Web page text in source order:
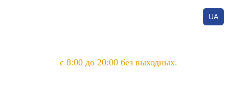
с 8:00 до 20:00 без выходных.
UA